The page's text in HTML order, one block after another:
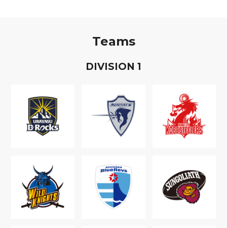
Teams
DIVISION 1